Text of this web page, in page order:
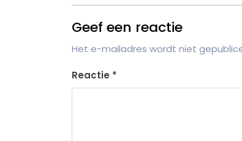
Geef een reactie
Het e-mailadres wordt niet
Reactie *